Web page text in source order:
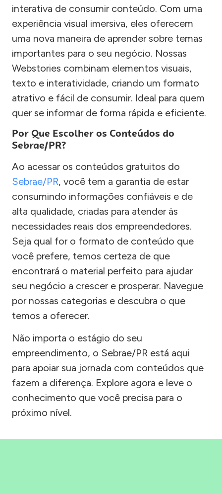
interativa de consumir conteúdo. Com uma
experiência visual imersiva, eles oferecem
uma nova maneira de aprender sobre temas
importantes para o seu negócio. Nossas
Webstories combinam elementos visuais,
texto e interatividade, criando um formato
atrativo e fácil de consumir. Ideal para quem
quer se informar de forma rápida e eficiente.
Por Que Escolher os Conteúdos do
Sebrae/PR?
Ao acessar os conteúdos gratuitos do
Sebrae/PR, você tem a garantia de estar
consumindo informações confiáveis e de
alta qualidade, criadas para atender às
necessidades reais dos empreendedores.
Seja qual for o formato de conteúdo que
você prefere, temos certeza de que
encontrará o material perfeito para ajudar
seu negócio a crescer e prosperar. Navegue
por nossas categorias e descubra o que
temos a oferecer.
Não importa o estágio do seu
empreendimento, o Sebrae/PR está aqui
para apoiar sua jornada com conteúdos que
fazem a diferença. Explore agora e leve o
conhecimento que você precisa para o
próximo nível.